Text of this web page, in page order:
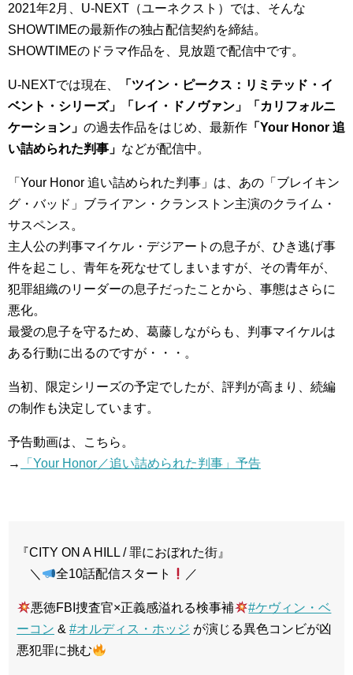
2021年2月、U-NEXT（ユーネクスト）では、そんな
SHOWTIMEの最新作の独占配信契約を締結。
SHOWTIMEのドラマ作品を、見放題で配信中です。
U-NEXTでは現在、
「ツイン・ピークス：リミテッド・イ
ベント・シリーズ」「レイ・ドノヴァン」「カリフォルニ
ケーション」 の過去作品をはじめ、最新作 「Your Honor 追
い詰められた判事」 などが配信中。
「Your Honor 追い詰められた判事」は、あの「ブレイキン
グ・バッド」ブライアン・クランストン主演のクライム・
サスペンス。
主人公の判事マイケル・デジアートの息子が、ひき逃げ事
件を起こし、青年を死なせてしまいますが、その青年が、
犯罪組織のリーダーの息子だったことから、事態はさらに
悪化。
最愛の息子を守るため、葛藤しながらも、判事マイケルは
ある行動に出るのですが・・・。
当初、限定シリーズの予定でしたが、評判が高まり、続編
の制作も決定しています。
予告動画は、こちら。
→
「Your Honor／追い詰められた判事」予告
『CITY ON A HILL / 罪におぼれた街』
＼
全10話配信スタート ／
悪徳FBI捜査官×正義感溢れる検事補
#ケヴィン・ベ
ーコン & #オルディス・ホッジ が演じる異色コンビが凶
悪犯罪に挑む